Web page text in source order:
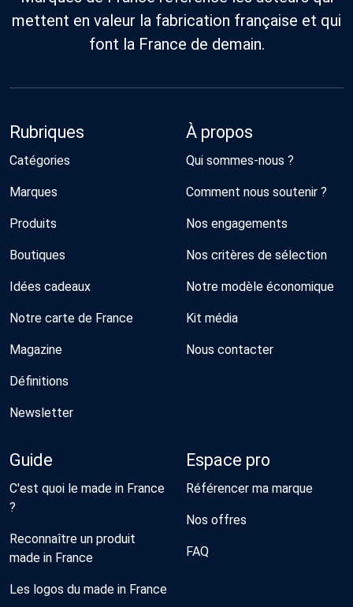
mettent en valeur la fabrication française et qui
font la France de demain.
Rubriques
Catégories
Marques
Produits
Boutiques
Idées cadeaux
Notre carte de France
Magazine
Définitions
Newsletter
À propos
Qui sommes-nous ?
Comment nous soutenir ?
Nos engagements
Nos critères de sélection
Notre modèle économique
Kit média
Nous contacter
Guide
C'est quoi le made in France
?
Reconnaître un produit
made in France
Les logos du made in France
Espace pro
Référencer ma marque
Nos offres
FAQ